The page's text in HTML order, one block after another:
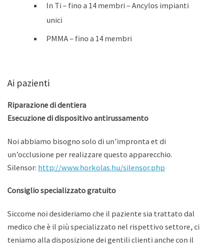
In Ti – fino a 14 membri – Ancylos impianti
unici
PMMA – fino a 14 membri
Ai pazienti
Riparazione di dentiera
Esecuzione di dispositivo antirussamento
Noi abbiamo bisogno solo di un’impronta et di
un’occlusione per realizzare questo apparecchio.
Silensor: http://www.horkolas.hu/silensor.php
Consiglio specializzato gratuito
Siccome noi desideriamo che il paziente sia trattato dal
medico che è il più specializzato nel rispettivo settore, ci
teniamo alla disposizione dei gentili clienti anche con il